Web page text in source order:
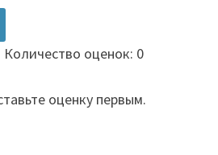
оценок: 0
оценку первым.